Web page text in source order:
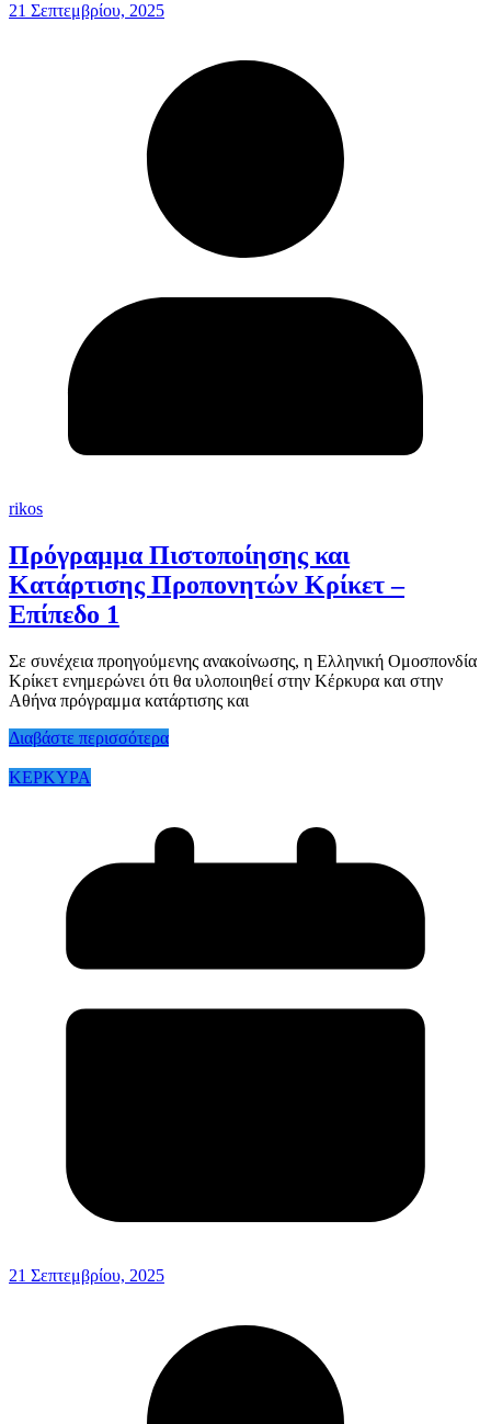
21 Σεπτεμβρίου, 2025
rikos
Πρόγραμμα Πιστοποίησης και
Κατάρτισης Προπονητών Κρίκετ –
Επίπεδο 1
Σε συνέχεια προηγούμενης ανακοίνωσης, η Ελληνική Ομοσπονδία
Κρίκετ ενημερώνει ότι θα υλοποιηθεί στην Κέρκυρα και στην
Αθήνα πρόγραμμα κατάρτισης και
Διαβάστε περισσότερα
ΚΕΡΚΥΡΑ
21 Σεπτεμβρίου, 2025